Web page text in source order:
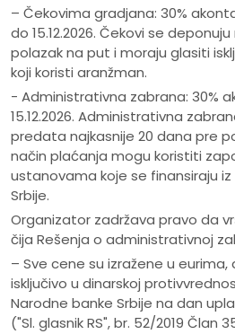
– Čekovima gradjana: 30%
do 15.12.2026. Čekovi se
polazak na put i moraju glasiti
koji koristi aranžman.
- Administrativna zabrana: 30%
15.12.2026. Administrativna
predata najkasnije 20 dana pre
način plaćanja mogu koristiti
ustanovama koje se finansiraju iz
Srbije.
Organizator zadržava pravo da
čija Rešenja o administrativnoj
– Sve cene su izražene u eurima,
isključivo u dinarskoj
Narodne banke Srbije na dan
("Sl. glasnik RS", br. 52/2019 Član